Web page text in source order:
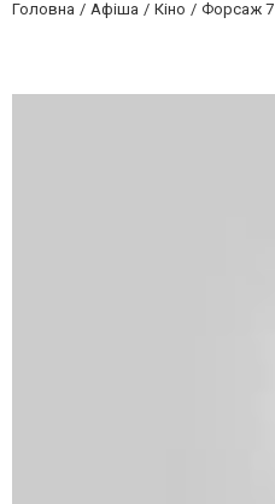
Головна Афіша Кіно Форсаж 7